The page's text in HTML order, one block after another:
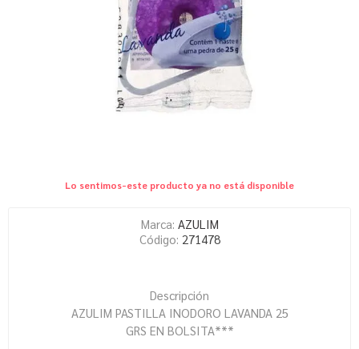
Lo sentimos-este producto ya no está disponible
Marca: AZULIM
Código: 271478
Descripción
AZULIM PASTILLA INODORO LAVANDA 25
GRS EN BOLSITA***